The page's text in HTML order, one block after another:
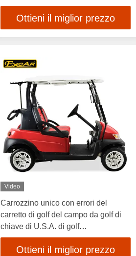
Ottieni il miglior prezzo
Video
Carrozzino unico con errori del
carretto di golf del campo da golf di
chiave di U.S.A. di golf
elettrico/batteria Trojan
Ottieni il miglior prezzo